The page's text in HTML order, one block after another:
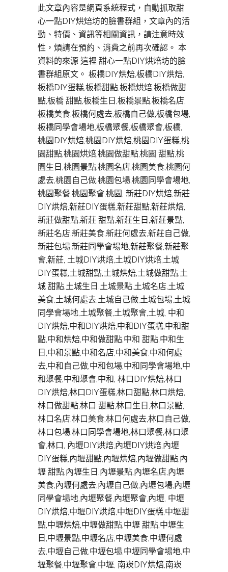
此文章內容是網頁系統程式，自動抓取甜
心一點DIY烘焙坊的臉書群組，文章內的活
動、特價、資訊等相關資訊，請注意時效
性，煩請在預約、消費之前再次確認。 本
資料的來源 這裡 甜心一點DIY烘焙坊的臉
書群組原文。 板橋DIY烘焙,板橋DIY烘焙,
板橋DIY蛋糕,板橋甜點,板橋烘焙,板橋做甜
點,板橋 甜點,板橋生日,板橋景點,板橋名店,
板橋美食,板橋何處去,板橋自己做,板橋包場,
板橋同學會場地,板橋聚餐,板橋聚會,板橋,
桃園DIY烘焙,桃園DIY烘焙,桃園DIY蛋糕,桃
園甜點,桃園烘焙,桃園做甜點,桃園 甜點,桃
園生日,桃園景點,桃園名店,桃園美食,桃園何
處去,桃園自己做,桃園包場,桃園同學會場地,
桃園聚餐,桃園聚會,桃園, 新莊DIY烘焙,新莊
DIY烘焙,新莊DIY蛋糕,新莊甜點,新莊烘焙,
新莊做甜點,新莊 甜點,新莊生日,新莊景點,
新莊名店,新莊美食,新莊何處去,新莊自己做,
新莊包場,新莊同學會場地,新莊聚餐,新莊聚
會,新莊, 土城DIY烘焙,土城DIY烘焙,土城
DIY蛋糕,土城甜點,土城烘焙,土城做甜點,土
城 甜點,土城生日,土城景點,土城名店,土城
美食,土城何處去,土城自己做,土城包場,土城
同學會場地,土城聚餐,土城聚會,土城, 中和
DIY烘焙,中和DIY烘焙,中和DIY蛋糕,中和甜
點,中和烘焙,中和做甜點,中和 甜點,中和生
日,中和景點,中和名店,中和美食,中和何處
去,中和自己做,中和包場,中和同學會場地,中
和聚餐,中和聚會,中和, 林口DIY烘焙,林口
DIY烘焙,林口DIY蛋糕,林口甜點,林口烘焙,
林口做甜點,林口 甜點,林口生日,林口景點,
林口名店,林口美食,林口何處去,林口自己做,
林口包場,林口同學會場地,林口聚餐,林口聚
會,林口, 內壢DIY烘焙,內壢DIY烘焙,內壢
DIY蛋糕,內壢甜點,內壢烘焙,內壢做甜點,內
壢 甜點,內壢生日,內壢景點,內壢名店,內壢
美食,內壢何處去,內壢自己做,內壢包場,內壢
同學會場地,內壢聚餐,內壢聚會,內壢, 中壢
DIY烘焙,中壢DIY烘焙,中壢DIY蛋糕,中壢甜
點,中壢烘焙,中壢做甜點,中壢 甜點,中壢生
日,中壢景點,中壢名店,中壢美食,中壢何處
去,中壢自己做,中壢包場,中壢同學會場地,中
壢聚餐,中壢聚會,中壢, 南崁DIY烘焙,南崁